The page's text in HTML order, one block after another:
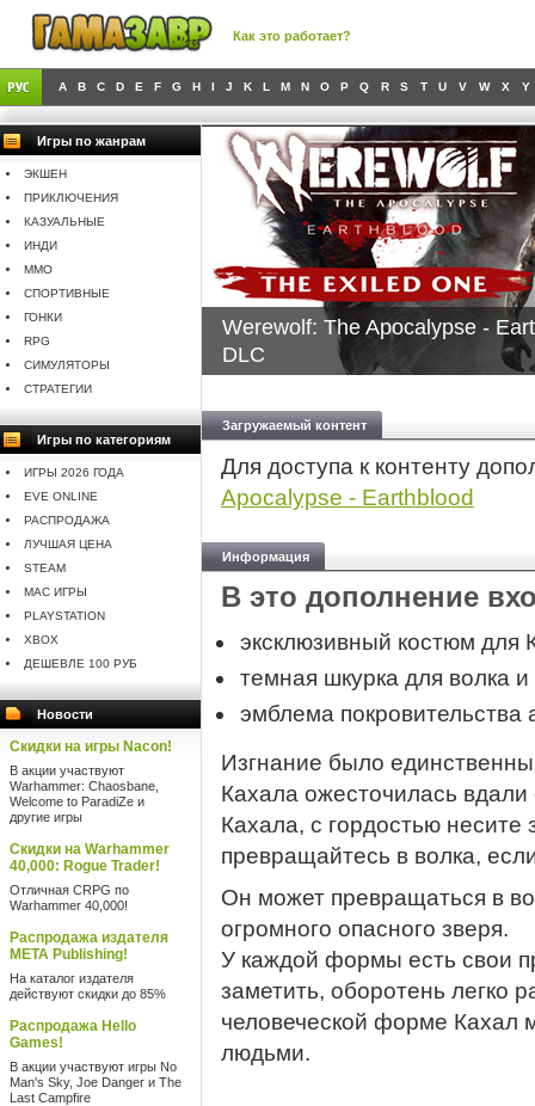
Как это работает?
A B C D E F G H I J K L M N O P Q R S T U V W X Y
Игры по жанрам
ЭКШЕН
ПРИКЛЮЧЕНИЯ
КАЗУАЛЬНЫЕ
ИНДИ
MMO
СПОРТИВНЫЕ
ГОНКИ
RPG
СИМУЛЯТОРЫ
СТРАТЕГИИ
Игры по категориям
ИГРЫ 2026 ГОДА
EVE ONLINE
РАСПРОДАЖА
ЛУЧШАЯ ЦЕНА
STEAM
MAC ИГРЫ
PLAYSTATION
XBOX
ДЕШЕВЛЕ 100 РУБ
Новости
Скидки на игры Nacon!
В акции участвуют
Warhammer: Chaosbane,
Welcome to ParadiZe и
другие игры
Скидки на Warhammer
40,000: Rogue Trader!
Отличная CRPG по
Warhammer 40,000!
Распродажа издателя
META Publishing!
На каталог издателя
действуют скидки до 85%
Распродажа Hello
Games!
В акции участвуют игры No
Man's Sky, Joe Danger и The
Last Campfire
Werewolf: The Apocalypse -
DLC
Загружаемый контент
Для доступа к контенту
Apocalypse - Earthblood
Информация
В это дополнение
эксклюзивный костюм для
темная шкурка для волка
эмблема
Изгнание было
Кахала ожесточилась
Кахала, с гордостью несите
превращайтесь в волка,
Он может превращаться в
огромного опасного зверя.
У каждой формы есть свои
заметить, оборотень легко
человеческой форме Кахал
людьми.